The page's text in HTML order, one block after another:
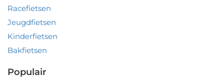
Racefietsen
Jeugdfietsen
Kinderfietsen
Bakfietsen
Populair